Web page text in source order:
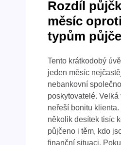
Rozdíl
měsíc
typům
Tento krátkodobý
jeden měsíc
nebankovní
poskytovatelé. Velká
neřeší bonitu
několik desítek tisíc
půjčeno i těm, kdo
finanční situaci.